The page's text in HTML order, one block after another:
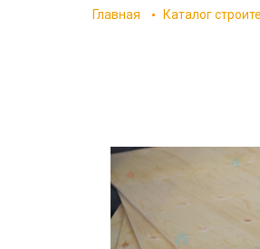
Главная Каталог